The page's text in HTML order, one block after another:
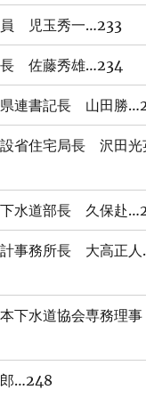
員 児玉秀一…233
長 佐藤秀雄…234
連書記長 山田勝
省住宅局長 沢田
水道部長 久保赴
事務所長 大高正
下水道協会専務理
…248